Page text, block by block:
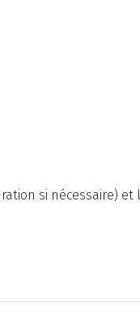
si nécessaire)